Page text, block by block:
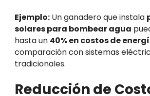
Ejemplo: Un ganadero que instala
solares para bombear agua
hasta un 40% en costos de
comparación con sistemas
tradicionales.
Reducción de